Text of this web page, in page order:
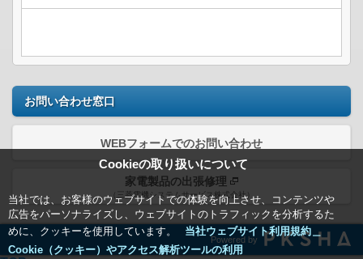
Cookieの取り扱いについて
当社では、お客様のウェブサイトでの体験を向上させ、コンテンツや
広告をパーソナライズし、ウェブサイトのトラフィックを分析するた
めに、クッキーを使用しています。
当社ウェブサイト利用規約＿
Cookie（クッキー）やアクセス解析ツールの利用
お問い合わせ窓口
WEBフォームでのお問い合わせ
家電製品の出張修理
（三菱電機システムサービス株式会社）
Powered by